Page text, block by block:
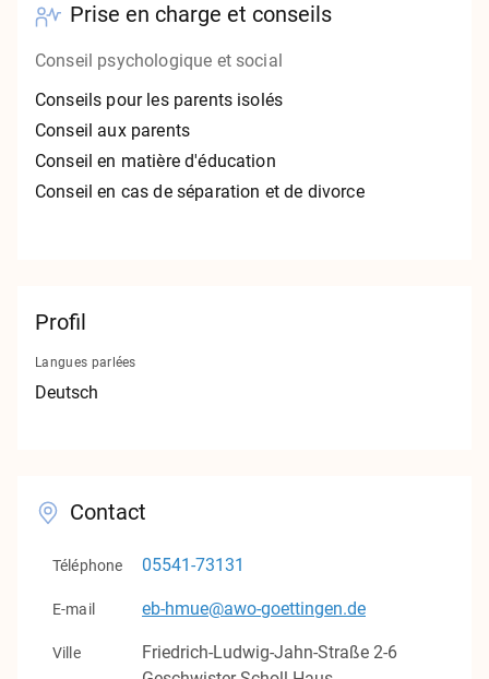
Stadt Kassel
Landkreis Kassel
v1.0.0
Prise en charge et conseils
Conseil psychologique et social
Conseils pour les parents isolés
Conseil aux parents
Conseil en matière d'éducation
Conseil en cas de séparation et de divorce
Profil
Langues parlées
Deutsch
Contact
Téléphone 05541-73131
E-mail eb-hmue@awo-goettingen.de
Ville Friedrich-Ludwig-Jahn-Straße 2-6